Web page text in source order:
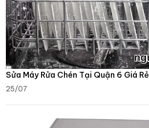
Sửa Máy Rửa Chén Tại Quận 6 Giá Rẻ
25/07